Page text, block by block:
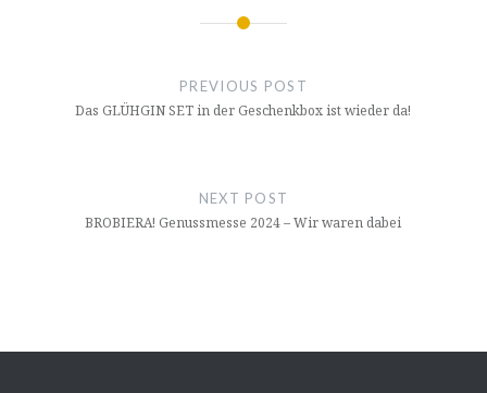
Beitragsnavigation
PREVIOUS POST
Das GLÜHGIN SET in der Geschenkbox ist wieder da!
NEXT POST
BROBIERA! Genussmesse 2024 – Wir waren dabei